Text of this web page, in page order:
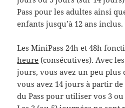
Pass pour les adultes ainsi
enfants jusqu’à 12 ans inclus.
Les MiniPass 24h et 48h
heure (consécutives). Avec les
jours, vous avez un peu plus
vous avez 14 jours à partir
du Pass pour utiliser vos 3